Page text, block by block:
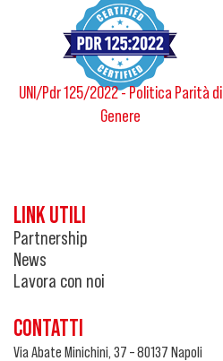
UNI/Pdr 125/2022 - Politica Parità di
Genere
LINK UTILI
Partnership
News
Lavora con noi
CONTATTI
Via Abate Minichini, 37 – 80137 Napoli